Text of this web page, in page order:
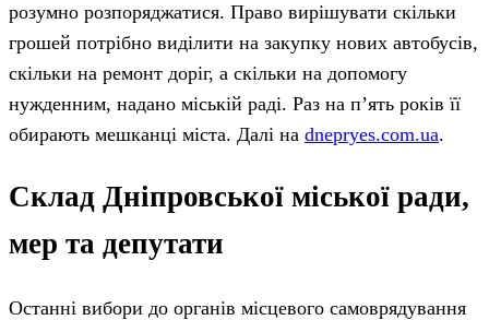
розумно розпоряджатися. Право вирішувати скільки
грошей потрібно виділити на закупку нових автобусів,
скільки на ремонт доріг, а скільки на допомогу
нужденним, надано міській раді. Раз на п’ять років її
обирають мешканці міста. Далі на dnepryes.com.ua.
Склад Дніпровської міської ради,
мер та депутати
Останні вибори до органів місцевого самоврядування